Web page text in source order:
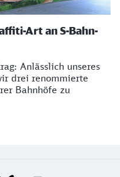
Art an S-Bahn-
Anlässlich unseres
drei renommierte
Bahnhöfe zu